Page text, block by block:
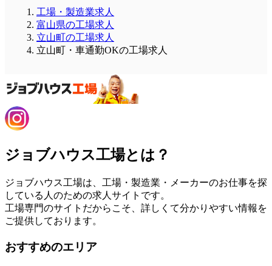
工場・製造業求人
富山県の工場求人
立山町の工場求人
立山町・車通勤OKの工場求人
ジョブハウス工場とは？
ジョブハウス工場は、工場・製造業・メーカーのお仕事を探
している人のための求人サイトです。
工場専門のサイトだからこそ、詳しくて分かりやすい情報を
ご提供しております。
おすすめのエリア